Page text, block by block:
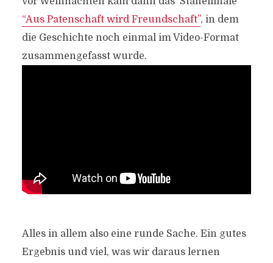
“Aus Patenschaft wird Freundschaft”, in dem
die Geschichte noch einmal im Video-Format
zusammengefasst wurde.
Alles in allem also eine runde Sache. Ein gutes
Ergebnis und viel, was wir daraus lernen